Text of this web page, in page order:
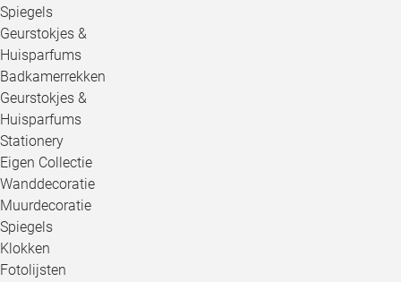
Spiegels
Geurstokjes &
Huisparfums
Badkamerrekken
Geurstokjes &
Huisparfums
Stationery
Eigen Collectie
Wanddecoratie
Muurdecoratie
Spiegels
Klokken
Fotolijsten